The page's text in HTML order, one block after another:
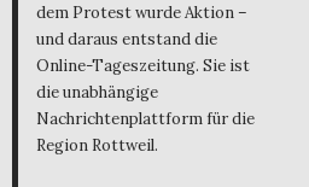
dem Protest wurde Aktion –
und daraus entstand die
Online-Tageszeitung. Sie ist
die unabhängige
Nachrichtenplattform für die
Region Rottweil.